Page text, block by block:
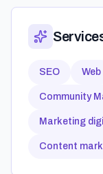
SEO Web
Community
Marketing
Content